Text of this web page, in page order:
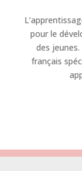
pour le
des
français